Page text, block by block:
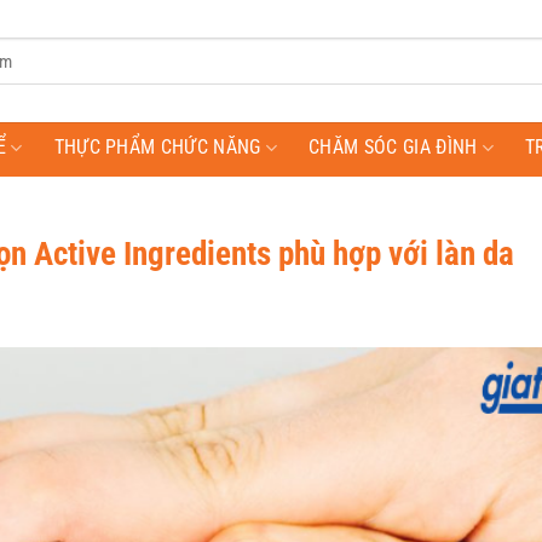
THỰC PHẨM CHỨC NĂNG CHĂM SÓC GIA ĐÌNH
Active Ingredients phù hợp với làn da